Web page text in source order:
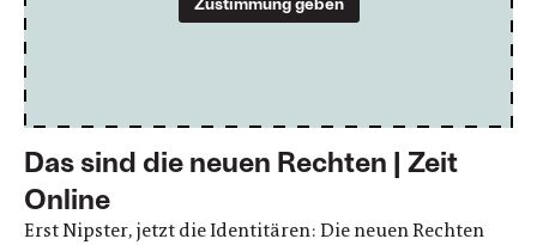
Das sind die neuen Rechten | Zeit
Online
Erst Nipster, jetzt die Identitären: Die neuen Rechten